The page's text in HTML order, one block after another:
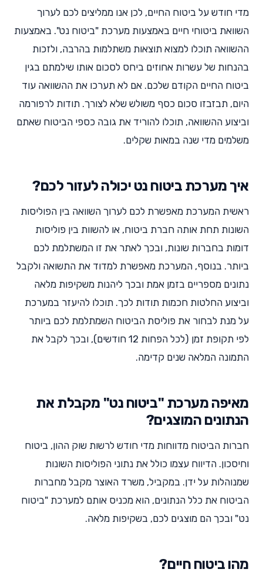
מדי חודש על ביטוח החיים, לכן אנו ממליצים לכם לערוך
השוואת ביטוחי חיים באמצעות מערכת "ביטוח נט". באמצעות
ההשוואה תוכלו למצוא תוצאות משתלמות בהרבה, ולזכות
בהנחות של עשרות אחוזים ביחס לסכום אותו שילמתם בגין
ביטוח החיים הקודם שלכם. אם לא תערכו את ההשוואה עוד
היום, תבזבזו סכום כסף משולש שלא לצורך. תודות לרפורמה
וביצוע ההשוואה, תוכלו להוריד את גובה כספי הביטוח שאתם
משלמים מדי שנה במאות שקלים.
איך מערכת ביטוח נט יכולה לעזור לכם?
ראשית המערכת מאפשרת לכם לערוך השוואה בין הפוליסות
השונות תחת אותה חברת ביטוח, או להשוות בין פוליסות
דומות בחברות שונות, ובכך לאתר את זו המשתלמת לכם
ביותר. בנוסף, המערכת מאפשרת למדוד את התשואה ולקבל
נתונים מספריים בזמן אמת ובכך ליהנות משקיפות מלאה
וביצוע החלטות חכמות תודות לכך. תוכלו להיעזר במערכת
על מנת לבחור את פוליסת הביטוח השמתלמת לכם ביותר
לפי תקופת זמן (לכל הפחות 12 חודשים), ובכך לקבל את
התמונה המלאה שנים קדימה.
מאיפה מערכת "ביטוח נט" מקבלת את
הנתונים המוצגים?
חברות הביטוח מדווחות מדי חודש לרשות שוק ההון, ביטוח
וחיסכון. הדיווח עצמו כולל את נתוני הפוליסות השונות
שמנוהלות על ידן. במקביל, משרד האוצר מקבל מחברות
הביטוח את כלל הנתונים, הוא מכניס אותם למערכת "ביטוח
נט" ובכך הם מוצגים לכם, בשקיפות מלאה.
מהו ביטוח חיים?